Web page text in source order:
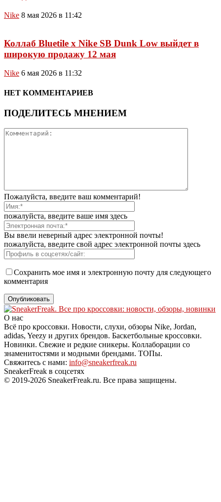
Nike 8 мая 2026 в 11:42
Коллаб Bluetile x Nike SB Dunk Low выйдет в
широкую продажу 12 мая
Nike 6 мая 2026 в 11:32
НЕТ КОММЕНТАРИЕВ
ПОДЕЛИТЕСЬ МНЕНИЕМ
Пожалуйста, введите ваш комментарий!
пожалуйста, введите ваше имя здесь
Вы ввели неверный адрес электронной почты!
пожалуйста, введите свой адрес электронной почты здесь
Сохранить мое имя и электронную почту для следующего
комментария
О нас
Всё про кроссовки. Новости, слухи, обзоры Nike, Jordan,
adidas, Yeezy и других брендов. Баскетбольные кроссовки.
Новинки. Свежие и редкие сникеры. Коллаборации со
знаменитостями и модными брендами. ТОПы.
Свяжитесь с нами: info@sneakerfreak.ru
SneakerFreak в соцсетях
© 2019-2026 SneakerFreak.ru. Все права защищены.